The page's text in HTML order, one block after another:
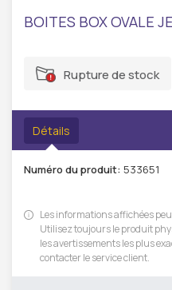
BOITES BOX OVALE
Rupture de stock
Détails
Numéro du produit: 533651
Les informations affichées
Utilisez toujours le produit
les avertissements les plus
contacter le service client.